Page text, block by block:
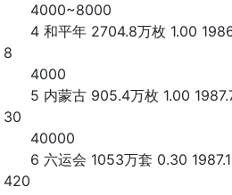
4000~8000
4 和平年 2704.8万枚
8
4000
5 内蒙古 905.4万枚
30
40000
6 六运会 1053万套 0.30
420